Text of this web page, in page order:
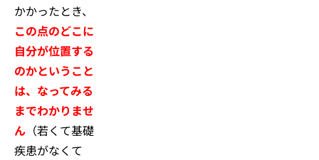
かかったとき、
この点のどこに
自分が位置する
のかということ
は、なってみる
までわかりませ
ん （若くて基礎
疾患がなくて